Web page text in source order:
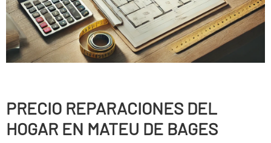
PRECIO REPARACIONES DEL
HOGAR EN MATEU DE BAGES